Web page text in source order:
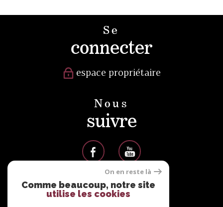
Se
connecter
espace propriétaire
Nous
suivre
Nous
On en reste là
Comme beaucoup, notre site
utilise les cookies